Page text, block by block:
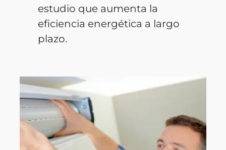
estudio que aumenta la
eficiencia energética a largo
plazo.